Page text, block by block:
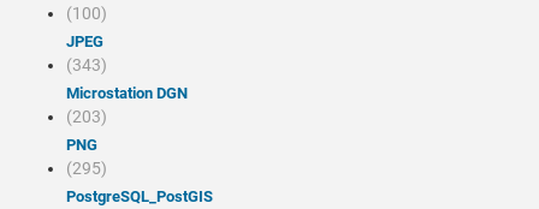
(100)
JPEG
(343)
Microstation DGN
(203)
PNG
(295)
PostgreSQL_PostGIS